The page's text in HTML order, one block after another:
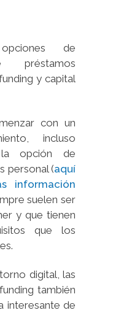
de
préstamos
y capital
con un
incluso
opción de
personal (aquí
información
suelen ser
y que tienen
que los
digital, las
también
interesante de